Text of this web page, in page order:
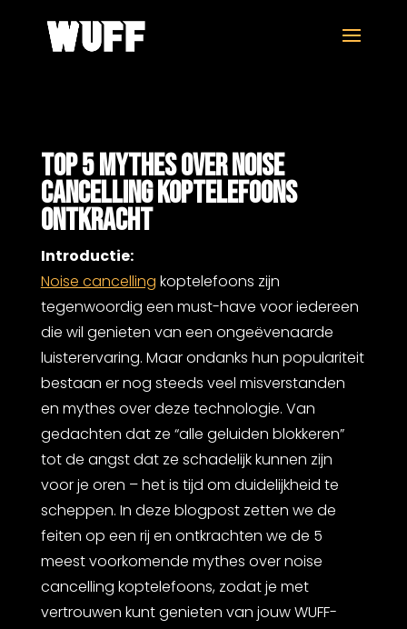
TOP 5 MYTHES OVER NOISE
CANCELLING KOPTELEFOONS
ONTKRACHT
Introductie:
Noise cancelling koptelefoons zijn
tegenwoordig een must-have voor iedereen
die wil genieten van een ongeëvenaarde
luisterervaring. Maar ondanks hun populariteit
bestaan er nog steeds veel misverstanden
en mythes over deze technologie. Van
gedachten dat ze “alle geluiden blokkeren”
tot de angst dat ze schadelijk kunnen zijn
voor je oren – het is tijd om duidelijkheid te
scheppen. In deze blogpost zetten we de
feiten op een rij en ontkrachten we de 5
meest voorkomende mythes over noise
cancelling koptelefoons, zodat je met
vertrouwen kunt genieten van jouw WUFF-